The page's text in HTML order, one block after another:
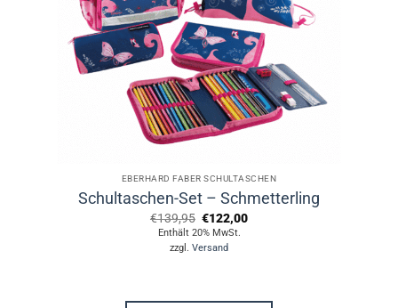
EBERHARD FABER SCHULTASCHEN
Schultaschen-Set – Schmetterling
€139,95 Ursprünglicher
Preis
war:
€139,95
€122,00Aktueller
Enthält 20% MwSt.
zzgl. Versand